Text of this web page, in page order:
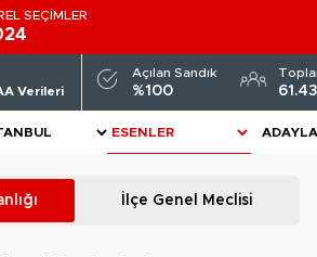
SEÇİMLER
Verileri
Açılan Sandık
%100
İlçe Genel Meclisi